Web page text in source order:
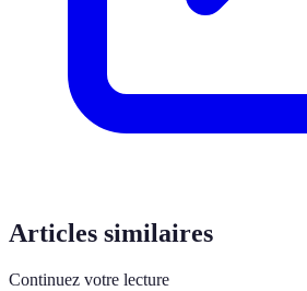
Articles similaires
Continuez votre lecture